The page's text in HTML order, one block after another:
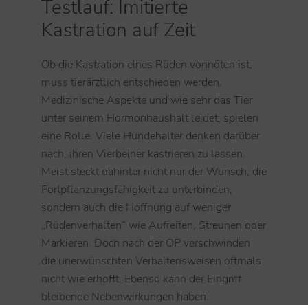
Testlauf: Imitierte
Kastration auf Zeit
Ob die Kastration eines Rüden vonnöten ist,
muss tierärztlich entschieden werden.
Medizinische Aspekte und wie sehr das Tier
unter seinem Hormonhaushalt leidet, spielen
eine Rolle. Viele Hundehalter denken darüber
nach, ihren Vierbeiner kastrieren zu lassen.
Meist steckt dahinter nicht nur der Wunsch, die
Fortpflanzungsfähigkeit zu unterbinden,
sondern auch die Hoffnung auf weniger
„Rüdenverhalten“ wie Aufreiten, Streunen oder
Markieren. Doch nach der OP verschwinden
die unerwünschten Verhaltensweisen oftmals
nicht wie erhofft. Ebenso kann der Eingriff
bleibende Nebenwirkungen haben.